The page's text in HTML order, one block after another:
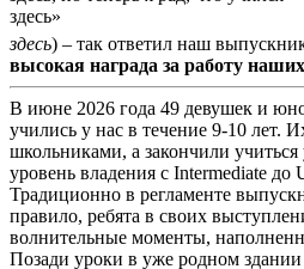
здесь) – так ответил наш
высокая награда за работу
В июне 2026 года 49 девушек и
учились у нас в течение 9-10 лет.
школьниками, а закончили
уровень владения с Intermediate до
Традиционно в регламенте
правило, ребята в своих
волнительные моменты,
Позади уроки в уже родном